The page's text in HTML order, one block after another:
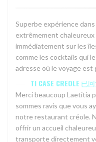
Superbe expérience
extrêmement
immédiatement sur les
comme les cocktails qui
adresse où le voyage est
TI CASE CREOLE 已
Merci beaucoup Laetitia
sommes ravis que vous
notre restaurant créole.
offrir un accueil
transporte directement